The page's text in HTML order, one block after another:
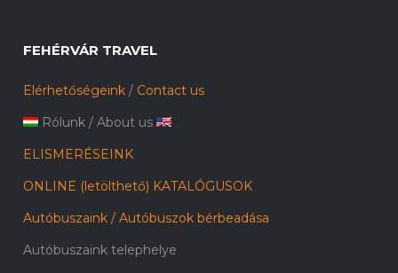
FEHÉRVÁR TRAVEL
Elérhetőségeink / Contact us
Rólunk /About us
ELISMERÉSEINK
ONLINE (letölthető) KATALÓGUSOK
Autóbuszaink / Autóbuszok bérbeadása
Autóbuszaink telephelye